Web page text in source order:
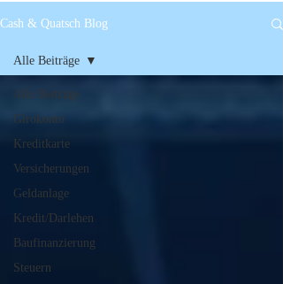
Cash & Quatsch Blog
Alle Beiträge
Girokonto
Kreditkarte
Versicherungen
Geldanlage
Kredit/Darlehen
Baufinanzierung
Steuern
Alle Beiträge